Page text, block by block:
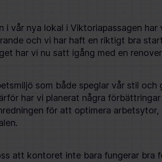
i vår nya lokal i Viktoriapassagen
och vi har haft en riktigt bra
har vi nu satt igång med en
som både speglar vår stil
har vi planerat några
för att optimera
att kontoret inte bara fungerar bra